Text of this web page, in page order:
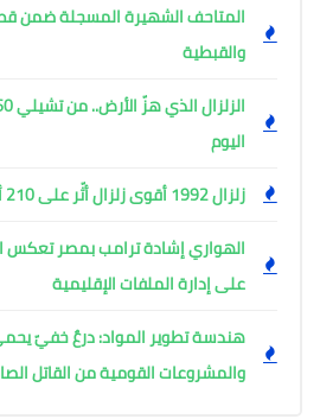
المتاحف الشهيرة المسجلة ضمن
والقبطية
اليوم
زلزال 1992 أقوى زلزال أثّر على 210 أثر بمصر
الهواري إشادة ترامب بمصر تعكس
على إدارة الملفات الإقليمية
هندسة تطوير المواد: درعٌ خفيّ يحمي
والمشروعات القومية من القاتل